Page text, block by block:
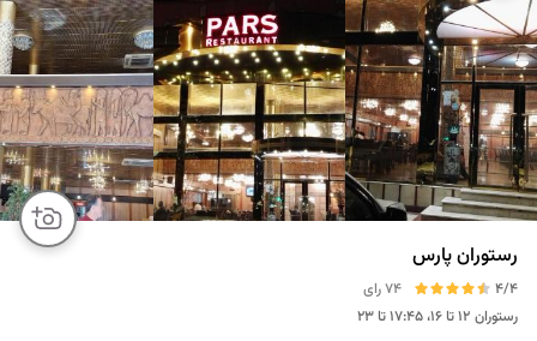
رستوران پارس
4/4
74 رای
رستوران ۱۲ تا ۱۶، ۱۷:۴۵ تا ۲۳